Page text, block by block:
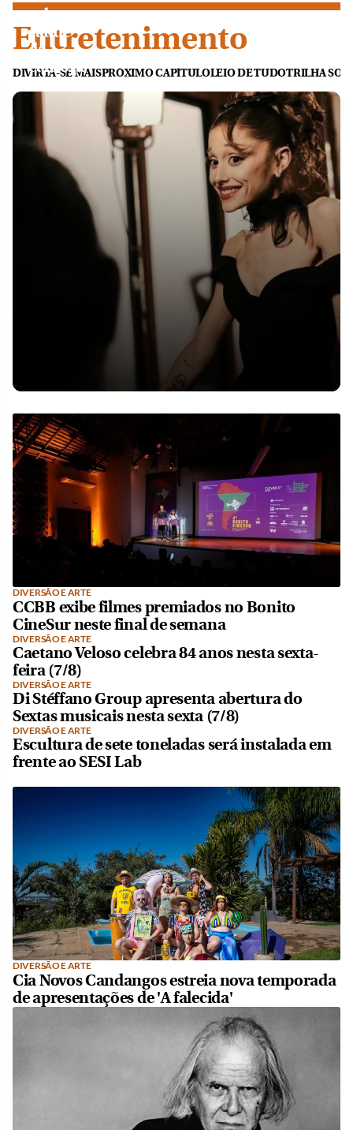
Entretenimento
DIVIRTA-SE MAISPRÓXIMO CAPÍTULOLEIO DE TUDOTRILHA
sobre a
saúde
da
cantora
DIVERSÃO E ARTE
CCBB exibe filmes premiados no Bonito
CineSur neste final de semana
DIVERSÃO E ARTE
Caetano Veloso celebra 84 anos nesta sexta-
feira (7/8)
DIVERSÃO E ARTE
Di Stéffano Group apresenta abertura do
Sextas musicais nesta sexta (7/8)
DIVERSÃO E ARTE
Escultura de sete toneladas será instalada em
frente ao SESI Lab
DIVERSÃO E ARTE
Cia Novos Candangos estreia nova temporada
de apresentações de 'A falecida'